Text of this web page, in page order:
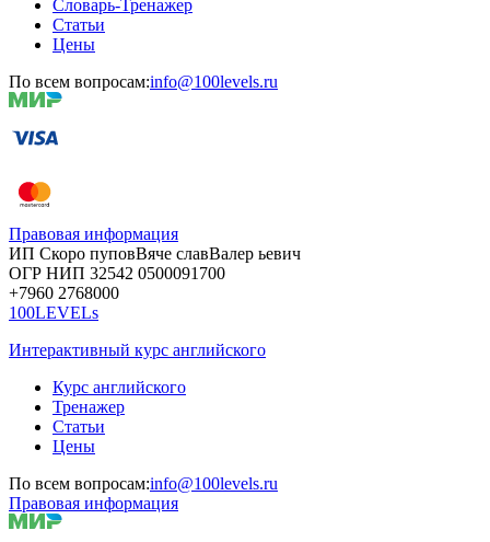
Словарь-Тренажер
Статьи
Цены
По всем вопросам:info@100levels.ru
Правовая информация
ИП Скоро пуповВяче славВалер ьевич
ОГР НИП 32542 0500091700
+7960 2768000
100LEVELs
Интерактивный курс английского
Курс английского
Тренажер
Статьи
Цены
По всем вопросам:info@100levels.ru
Правовая информация